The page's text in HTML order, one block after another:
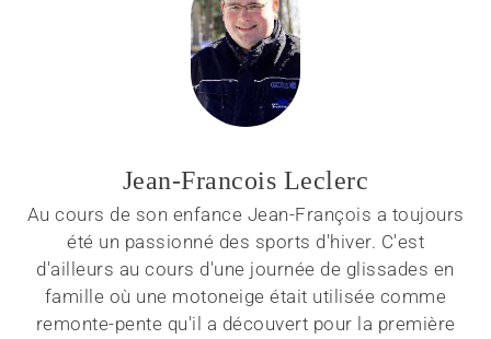
Jean-Francois Leclerc
Au cours de son enfance Jean-François a toujours
été un passionné des sports d'hiver. C'est
d'ailleurs au cours d'une journée de glissades en
famille où une motoneige était utilisée comme
remonte-pente qu'il a découvert pour la première